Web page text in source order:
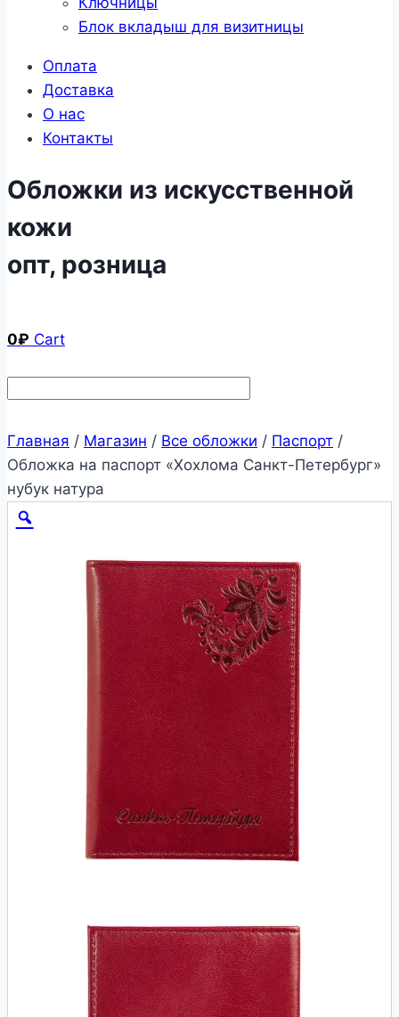
Блок вкладыш для визитницы
Оплата
Доставка
О нас
Контакты
Обложки из искусственной
кожи
опт, розница
0₽ Cart
Главная / Магазин / Все обложки / Паспорт /
Обложка на паспорт «Хохлома Санкт-Петербург»
нубук натура